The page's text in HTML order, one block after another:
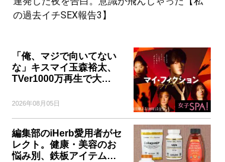
の過去イチSEX報告3】
「俺、マジで向いてない
な」キスマイ玉森裕太、
TVer1000万再生で大…
2026年08月05日
編集部のiHerb愛用者がセ
レクト。健康・美容のお
悩み別、鉄板アイテム…